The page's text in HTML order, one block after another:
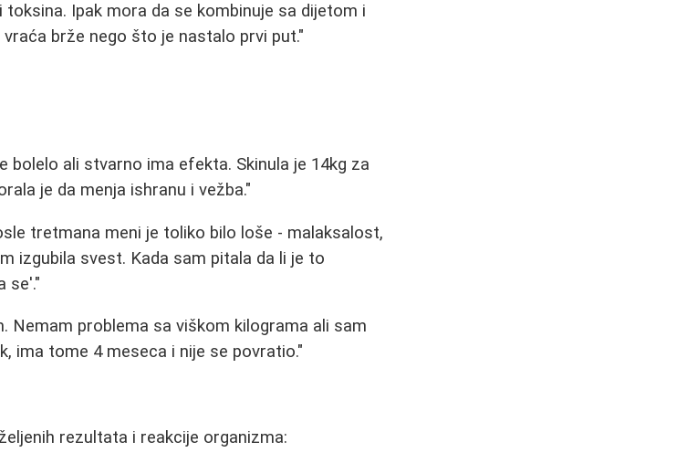
Ipak mora da se kombinuje sa dijetom i
brže nego što je nastalo prvi put."
bolelo ali stvarno ima efekta. Skinula je 14kg za
je da menja ishranu i vežba."
tretmana meni je toliko bilo loše - malaksalost,
izgubila svest. Kada sam pitala da li je to
se'."
Nemam problema sa viškom kilograma ali sam
ima tome 4 meseca i nije se povratio."
rezultata i reakcije organizma: